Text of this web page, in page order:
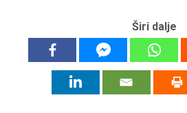
Širi dalje